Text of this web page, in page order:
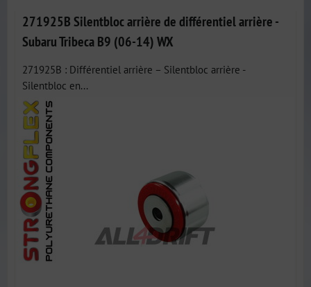
271925B Silentbloc arrière de différentiel arrière -
Subaru Tribeca B9 (06-14) WX
271925B : Différentiel arrière – Silentbloc arrière -
Silentbloc en...